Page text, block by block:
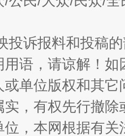
艺术幻境
投诉报料和投稿
用语，请谅解！
或单位版权和其它
实，有权先行撤
位，本网根据有